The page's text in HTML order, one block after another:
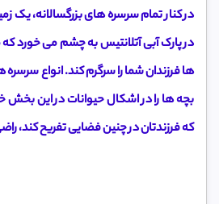
در کنار تمام سرسره های بزرگسالانه،
در پارک آبی آتلانتیس به چشم می خورد
ها فرزندان شما را سرگرم کند. انواع
بچه ها را در اشکال حیوانات در این بخش
که فرزندتان در چنین فضایی تفریح کند،